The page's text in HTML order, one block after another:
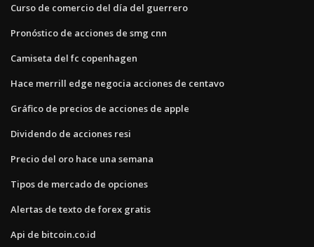
Curso de comercio del día del guerrero
Pronóstico de acciones de smg cnn
Camiseta del fc copenhagen
Hace merrill edge negocia acciones de centavo
Gráfico de precios de acciones de apple
Dividendo de acciones resi
Precio del oro hace una semana
Tipos de mercado de opciones
Alertas de texto de forex gratis
Api de bitcoin.co.id